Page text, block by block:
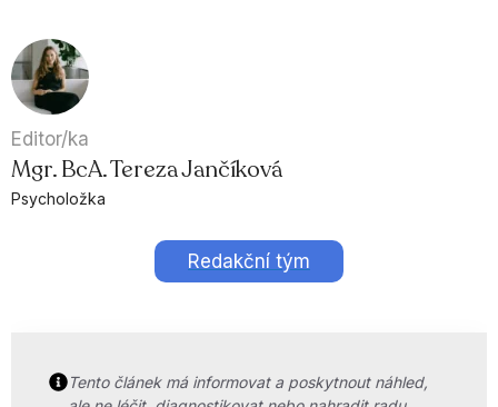
Editor/ka
Mgr. BcA. Tereza Jančíková
Psycholožka
Redakční tým
Tento článek má informovat a poskytnout náhled,